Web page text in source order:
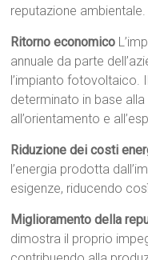
reputazione ambientale.
Ritorno economico
annuale da parte
l’impianto fotovoltaico.
determinato in base
all’orientamento e
Riduzione dei costi
l’energia prodotta
esigenze, riducendo
Miglioramento della
dimostra il proprio